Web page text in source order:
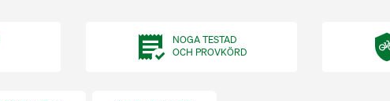
NOGA TESTAD
OCH PROVKÖRD